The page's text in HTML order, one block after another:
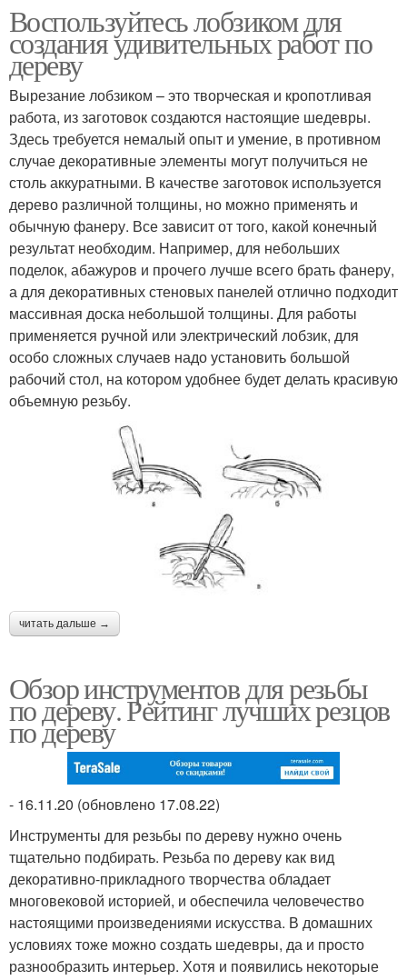
Воспользуйтесь лобзиком для
создания удивительных работ по
дереву
Вырезание лобзиком – это творческая и кропотливая
работа, из заготовок создаются настоящие шедевры.
Здесь требуется немалый опыт и умение, в противном
случае декоративные элементы могут получиться не
столь аккуратными. В качестве заготовок используется
дерево различной толщины, но можно применять и
обычную фанеру. Все зависит от того, какой конечный
результат необходим. Например, для небольших
поделок, абажуров и прочего лучше всего брать фанеру,
а для декоративных стеновых панелей отлично подходит
массивная доска небольшой толщины. Для работы
применяется ручной или электрический лобзик, для
особо сложных случаев надо установить большой
рабочий стол, на котором удобнее будет делать красивую
объемную резьбу.
читать дальше →
Обзор инструментов для резьбы
по дереву. Рейтинг лучших резцов
по дереву
- 16.11.20 (обновлено 17.08.22)
Инструменты для резьбы по дереву нужно очень
тщательно подбирать. Резьба по дереву как вид
декоративно-прикладного творчества обладает
многовековой историей, и обеспечила человечество
настоящими произведениями искусства. В домашних
условиях тоже можно создать шедевры, да и просто
разнообразить интерьер. Хотя и появились некоторые